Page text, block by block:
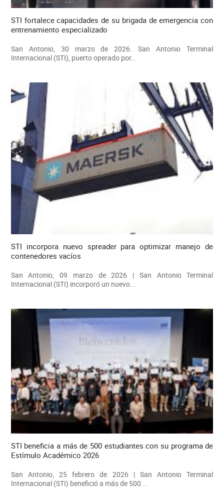
STI fortalece capacidades de su brigada de emergencia con
entrenamiento especializado
San Antonio, 30 marzo de 2026. San Antonio Terminal
Internacional (STI), puerto operado por...
STI incorpora nuevo spreader para optimizar manejo de
contenedores vacíos
San Antonio, 09 marzo de 2026 | San Antonio Terminal
Internacional (STI) incorporó un nuevo...
STI beneficia a más de 500 estudiantes con su programa de
Estímulo Académico 2026
San Antonio, 25 febrero de 2026 | San Antonio Terminal
Internacional (STI) benefició a más de 500...